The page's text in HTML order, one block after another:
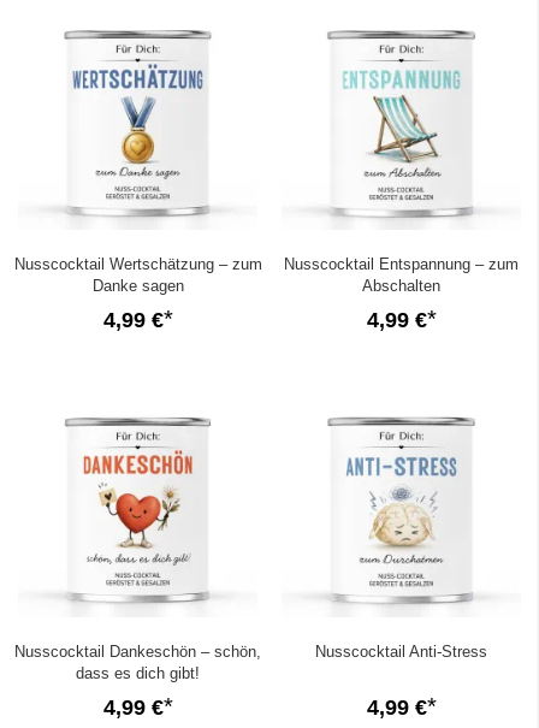
Nusscocktail Wertschätzung – zum
Danke sagen
4,99 €
Nusscocktail Entspannung – zum
Abschalten
4,99 €
Nusscocktail Dankeschön – schön,
dass es dich gibt!
4,99 €
Nusscocktail Anti-Stress
4,99 €